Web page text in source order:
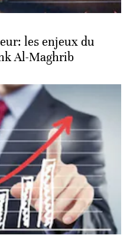
les enjeux du
Al-Maghrib